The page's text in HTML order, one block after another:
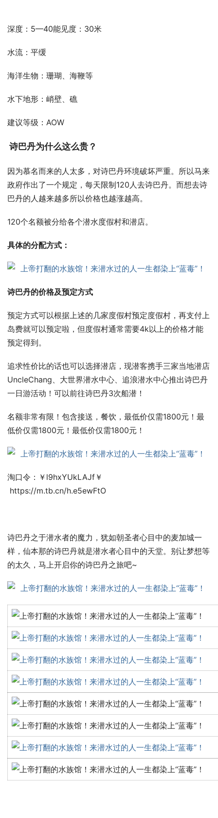
深度：5—40能见度：30米
水流：平缓
海洋生物：珊瑚、海鞭等
水下地形：峭壁、礁
建议等级：AOW
诗巴丹为什么这么贵？
因为慕名而来的人太多，对诗巴丹环境破坏严重。所以马来
政府作出了一个规定，每天限制120人去诗巴丹。而想去诗
巴丹的人越来越多所以价格也越涨越高。
120个名额被分给各个潜水度假村和潜店。
具体的分配方式：
诗巴丹的价格及预定方式
预定方式可以根据上述的几家度假村预定度假村，再支付上
岛费就可以预定啦，但度假村通常需要4k以上的价格才能
预定得到。
追求性价比的话也可以选择潜店，现潜客携手三家当地潜店
UncleChang、大世界潜水中心、追浪潜水中心推出诗巴丹
一日游活动！可以前往诗巴丹3次船潜！
名额非常有限！包含接送，餐饮，最低价仅需1800元！最
低价仅需1800元！最低价仅需1800元！
淘口令：￥l9hxYUkLAJf￥
https://m.tb.cn/h.e5ewFtO
诗巴丹之于潜水者的魔力，犹如朝圣者心目中的麦加城一
样，仙本那的诗巴丹就是潜水者心目中的天堂。别让梦想等
的太久，马上开启你的诗巴丹之旅吧~